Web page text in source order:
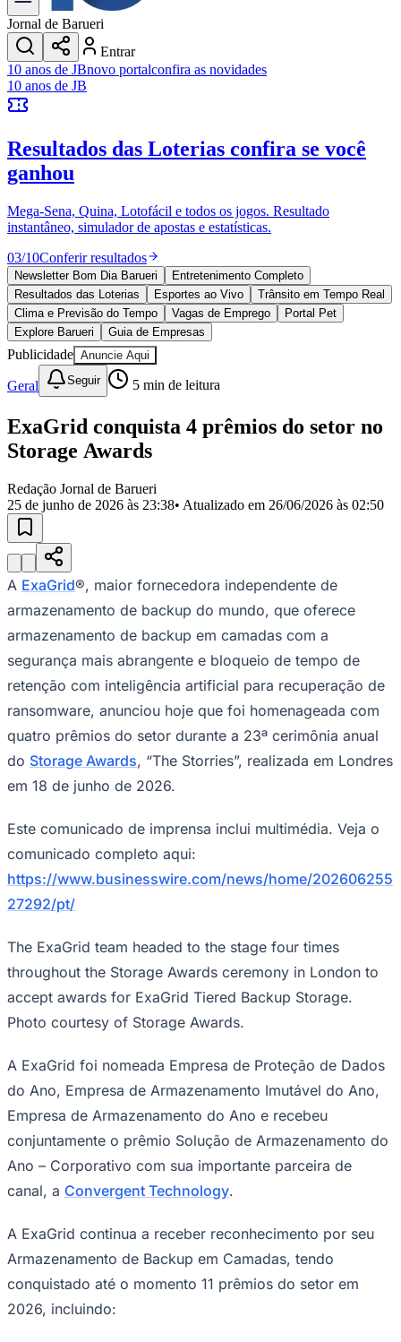
Dia a Dia & Lazer
Transportes
Gastronomia
Cinema & Shows
JogosNovo
Anuncie no Portal
Cadastrar Empresa
Divulgar Vagas
Política
Esportes
Saúde
Segurança
Cultura
Meio Ambiente
Obras
Educação
Bairros de Barueri
Selecione sua regiãoPara notícias da sua região
JubranBelvalBethavilleBoa
VistaCalifórnia CarapicuíbaCentroChácaras MarcoCidades da
Região
Militar
Califórnia Jardim dos Altos
Esperança Jardim Graziela
JulioJardim LíbanoJardim Maria CristinaJardim Maria Helena
Jardim Reginalice
LuísJardim São PedroJardim São SilvestreJardim SilveiraJardim
TupãJardim TupanciMutingaNova AldeinhaOsascoParque dos
Parque Santa Luzia
do Bom JesusRecanto PhrynéaSantana de
Parnaíba Silveira TamboréVale do SolVila Barros Vila Boa Vista Vila
do CondeVila Engenho NovoVila Márcia Vila Nossa Sra. da
EscadaVila PortoVotupoca
Para Sua Empresa
Anuncie no Portal
Guia de Empresas
Divulgar VagasNovo
Negócios Regionais
Turismo
Segurança Regional
Hospitais Estaduais
Parques & Represas
Santana de ParnaíbaOsascoCarapicuíba Jandira ItapeviCotia
do Bom Jesus Araçariguama Cajamar
Franco da
RochaFrancisco MoratoTaboão da SerraEmbu das ArtesSão Roque
Para Sua Empresa
Anuncie Regional
Vagas na Região Novo
Hub de Negócios
Selo Verificado
Portal Educacional
Agenda de Vestibulares
Vagas de Emprego
Concursos
Para Sua Empresa
Anuncie no Portal
Jornal de Barueri
Entrar
10 anos de JBnovo portalconfira as novidades
10 anos de JB
Resultados das Loterias confira se você
ganhou
Mega-Sena, Quina, Lotofácil e todos os jogos. Resultado
instantâneo, simulador de apostas e estatísticas.
03/10Conferir resultados
Newsletter Bom Dia Barueri
Entretenimento Completo
Resultados das Loterias
Esportes ao Vivo
Trânsito em Tempo Real
Clima e Previsão do Tempo
Vagas de Emprego
Portal Pet
Explore Barueri
Guia de Empresas
Publicidade Anuncie Aqui
Geral Seguir 5 min de leitura
ExaGrid conquista 4 prêmios do setor no
Storage Awards
Redação Jornal de Barueri
25 de junho de 2026 às 23:38• Atualizado em 26/06/2026 às 02:50
A ExaGrid®, maior fornecedora independente de
armazenamento de backup do mundo, que oferece
armazenamento de backup em camadas com a
segurança mais abrangente e bloqueio de tempo de
retenção com inteligência artificial para recuperação de
ransomware, anunciou hoje que foi homenageada com
quatro prêmios do setor durante a 23ª cerimônia anual
do Storage Awards, “The Storries”, realizada em Londres
em 18 de junho de 2026.
Este comunicado de imprensa inclui multimédia. Veja o
comunicado completo aqui:
https://www.businesswire.com/news/home/202606255
27292/pt/
The ExaGrid team headed to the stage four times
throughout the Storage Awards ceremony in London to
accept awards for ExaGrid Tiered Backup Storage.
Photo courtesy of Storage Awards.
A ExaGrid foi nomeada Empresa de Proteção de Dados
do Ano, Empresa de Armazenamento Imutável do Ano,
Empresa de Armazenamento do Ano e recebeu
conjuntamente o prêmio Solução de Armazenamento do
Ano – Corporativo com sua importante parceira de
canal, a Convergent Technology.
A ExaGrid continua a receber reconhecimento por seu
Armazenamento de Backup em Camadas, tendo
conquistado até o momento 11 prêmios do setor em
2026, incluindo: